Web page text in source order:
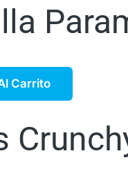
Carrito